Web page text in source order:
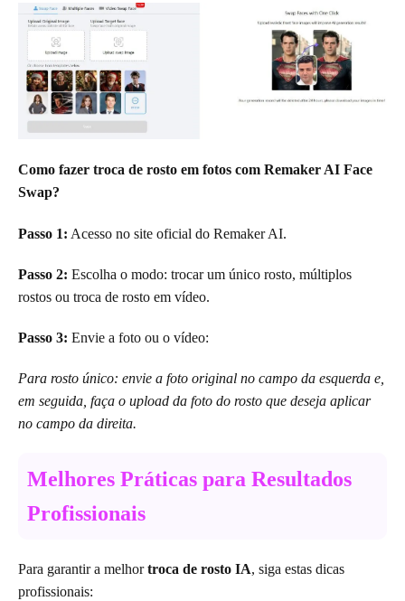
Como fazer troca de rosto em fotos com Remaker AI Face
Swap?
Passo 1: Acesso no site oficial do Remaker AI.
Passo 2: Escolha o modo: trocar um único rosto, múltiplos
rostos ou troca de rosto em vídeo.
Passo 3: Envie a foto ou o vídeo:
Para rosto único: envie a foto original no campo da esquerda e,
em seguida, faça o upload da foto do rosto que deseja aplicar
no campo da direita.
Melhores Práticas para Resultados
Profissionais
Para garantir a melhortroca de rosto IA, siga estas dicas
profissionais: